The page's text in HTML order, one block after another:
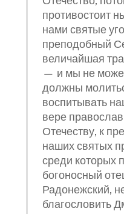
противостоит
нами святые
преподобный
величайшая
— и мы не
должны
воспитывать
вере
Отечеству, к
наших святых
среди которых
богоносный
Радонежский,
благословить